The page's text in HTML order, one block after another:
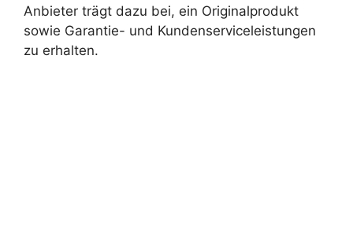
Anbieter trägt dazu bei, ein Originalprodukt
sowie Garantie- und Kundenserviceleistungen
zu erhalten.